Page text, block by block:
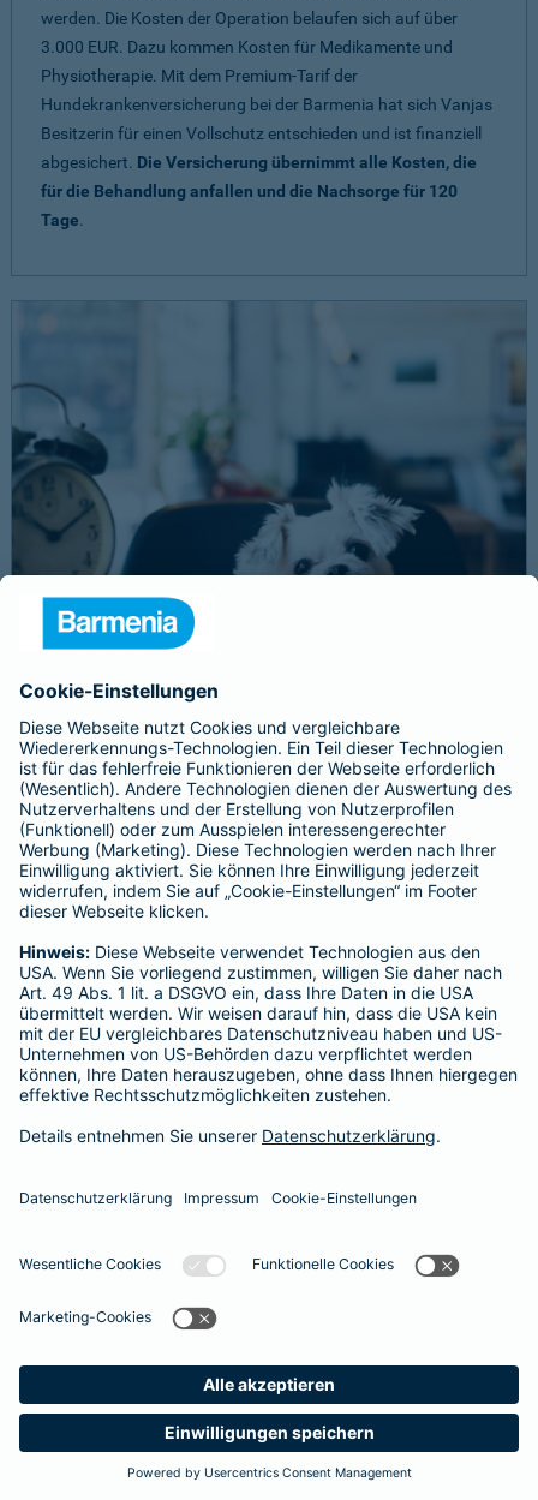
Suche Produkte
Barmenia
werden. Die Kosten der Operation belaufen sich auf über
3.000 EUR. Dazu kommen Kosten für Medikamente und
Physiotherapie. Mit dem Premium-Tarif der
Hundekrankenversicherung bei der Barmenia hat sich Vanjas
Besitzerin für einen Vollschutz entschieden und ist finanziell
abgesichert. Die Versicherung übernimmt alle Kosten, die
für die Behandlung anfallen und die Nachsorge für 120
Tage.
Schnelle Notfallversorgung bei Ernstfällen
gewährleisten
Der Dackel Balu macht für Leckerlies alles. Beim Gassigehen
frisst er leider eine mit Rasierklingen gespickte Wurst. Die
Notfalls nimmt der Tierarzt den 4-fachen GOT-Satz und Balus
Besitzer muss eine vierstellige Rechnung begleichen. Der
Basis-Schutz der Barmenia erstattet dieNotfallversorgung
im tierärztlichen Notdienstkomplett - ohne eine Begrenzung
der Jahreshöchstleistung für Operationen.